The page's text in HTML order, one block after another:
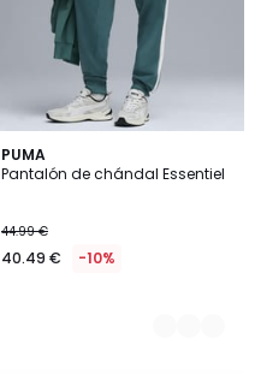
PUMA
Pantalón de chándal Essentiel
44.99 €
40.49 € -10%
3
Colores